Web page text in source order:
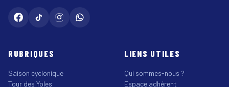
RUBRIQUES
Saison cyclonique
Tour des Yoles
LIENS UTILES
Qui sommes-nous ?
Espace adhérent